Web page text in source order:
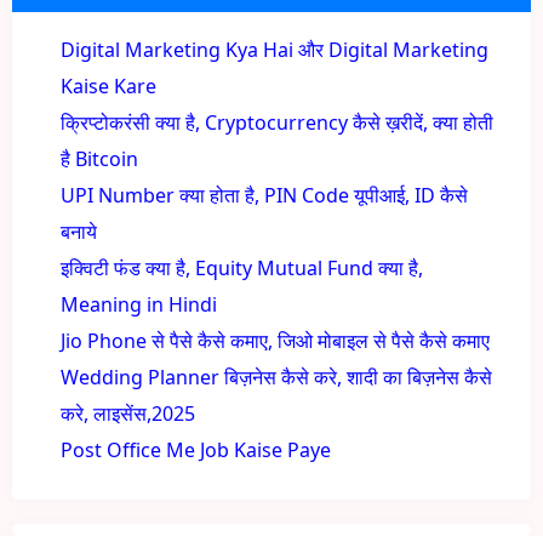
Digital Marketing Kya Hai और Digital Marketing
Kaise Kare
क्रिप्टोकरंसी क्या है, Cryptocurrency कैसे ख़रीदें, क्या होती
है Bitcoin
UPI Number क्या होता है, PIN Code यूपीआई, ID कैसे
बनाये
इक्विटी फंड क्या है, Equity Mutual Fund क्या है,
Meaning in Hindi
Jio Phone से पैसे कैसे कमाए, जिओ मोबाइल से पैसे कैसे कमाए
Wedding Planner बिज़नेस कैसे करे, शादी का बिज़नेस कैसे
करे, लाइसेंस,2025
Post Office Me Job Kaise Paye